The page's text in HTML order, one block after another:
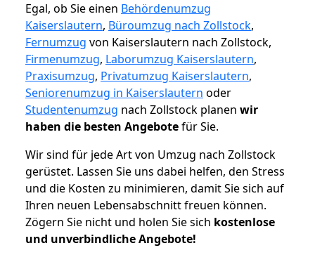
Egal, ob Sie einen Behördenumzug
Kaiserslautern, Büroumzug nach Zollstock,
Fernumzug von Kaiserslautern nach Zollstock,
Firmenumzug, Laborumzug Kaiserslautern,
Praxisumzug, Privatumzug Kaiserslautern,
Seniorenumzug in Kaiserslautern oder
Studentenumzug nach Zollstock planen wir
haben die besten Angebotefür Sie.
Wir sind für jede Art von Umzug nach Zollstock
gerüstet. Lassen Sie uns dabei helfen, den Stress
und die Kosten zu minimieren, damit Sie sich auf
Ihren neuen Lebensabschnitt freuen können.
Zögern Sie nicht und holen Sie sich kostenlose
und unverbindliche Angebote!